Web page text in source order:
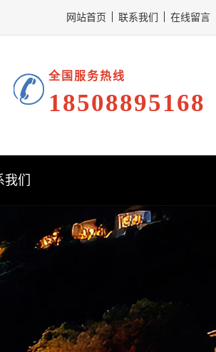
网站首页 联系我们 在线留言
全国服务热线
18508895168
我们